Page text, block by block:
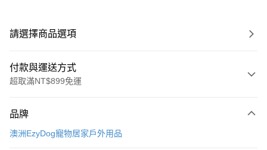
請選擇商品選項
付款與運送方式
超取滿NT$899免運
信用卡一次付款
品牌
澳洲EzyDog寵物居家戶外用品